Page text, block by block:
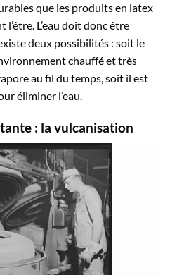
que les produits en latex
L’eau doit donc être
deux possibilités : soit le
chauffé et très
au fil du temps, soit il est
éliminer l’eau.
: la vulcanisation